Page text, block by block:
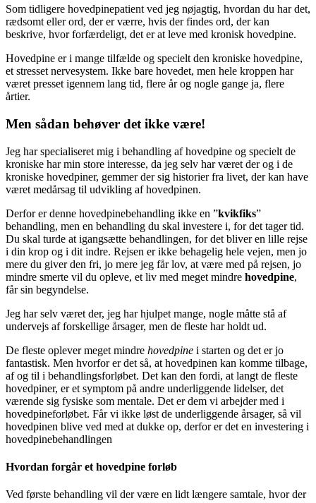
Som tidligere hovedpinepatient ved jeg nøjagtig, hvordan du har det,
rædsomt eller ord, der er værre, hvis der findes ord, der kan
beskrive, hvor forfærdeligt, det er at leve med kronisk hovedpine.
Hovedpine er i mange tilfælde og specielt den kroniske hovedpine,
et stresset nervesystem. Ikke bare hovedet, men hele kroppen har
været presset igennem lang tid, flere år og nogle gange ja, flere
årtier.
Men sådan behøver det ikke være!
Jeg har specialiseret mig i behandling af hovedpine og specielt de
kroniske har min store interesse, da jeg selv har været der og i de
kroniske hovedpiner, gemmer der sig historier fra livet, der kan have
været medårsag til udvikling af hovedpinen.
Derfor er denne hovedpinebehandling ikke en ”kvikfiks”
behandling, men en behandling du skal investere i, for det tager tid.
Du skal turde at igangsætte behandlingen, for det bliver en lille rejse
i din krop og i dit indre. Rejsen er ikke behagelig hele vejen, men jo
mere du giver den fri, jo mere jeg får lov, at være med på rejsen, jo
mindre smerte vil du opleve, et liv med meget mindre hovedpine,
får sin begyndelse.
Jeg har selv været der, jeg har hjulpet mange, nogle måtte stå af
undervejs af forskellige årsager, men de fleste har holdt ud.
De fleste oplever meget mindre hovedpine i starten og det er jo
fantastisk. Men hvorfor er det så, at hovedpinen kan komme tilbage,
af og til i behandlingsforløbet. Det kan den fordi, at langt de fleste
hovedpiner, er et symptom på andre underliggende lidelser, det
værende sig fysiske som mentale. Det er dem vi arbejder med i
hovedpineforløbet. Får vi ikke løst de underliggende årsager, så vil
hovedpinen blive ved med at dukke op, derfor er det en investering i
hovedpinebehandlingen
Hvordan forgår et hovedpine forløb
Ved første behandling vil der være en lidt længere samtale, hvor der